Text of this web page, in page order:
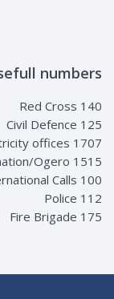
numbers
Red Cross 140
Civil Defence 125
offices 1707
Ogero 1515
Calls 100
Police 112
Fire Brigade 175